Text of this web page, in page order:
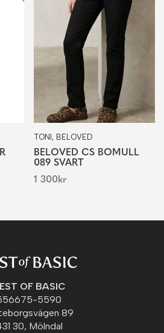
TONI, BELOVED
BELOVED CS BOMULL
089 SVART
1 300kr
OF BASIC
5590
89
30, Mölndal